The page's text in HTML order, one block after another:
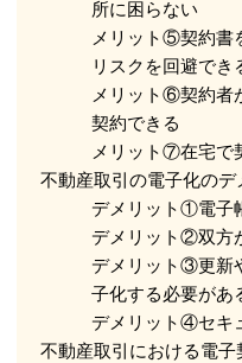
所に困らない
メリット⑤契約書
リスクを回避でき
メリット⑥契約者
契約できる
メリット⑦在宅で
不動産取引の電子化のデ
デメリット①電子
デメリット②双方
デメリット③更新
子化する必要があ
デメリット④セキ
不動産取引における電